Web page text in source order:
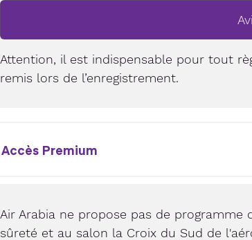
Attention, il est indispensable pour tout
remis lors de l’enregistrement.
Accès Premium
Air Arabia ne propose pas de
sûreté et au salon la Croix du Sud de